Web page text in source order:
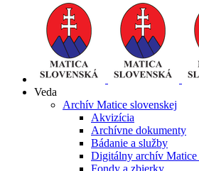
Veda
Archív Matice slovenskej
Akvizícia
Archívne dokumenty
Bádanie a služby
Digitálny archív Matice
Fondy a zbierky